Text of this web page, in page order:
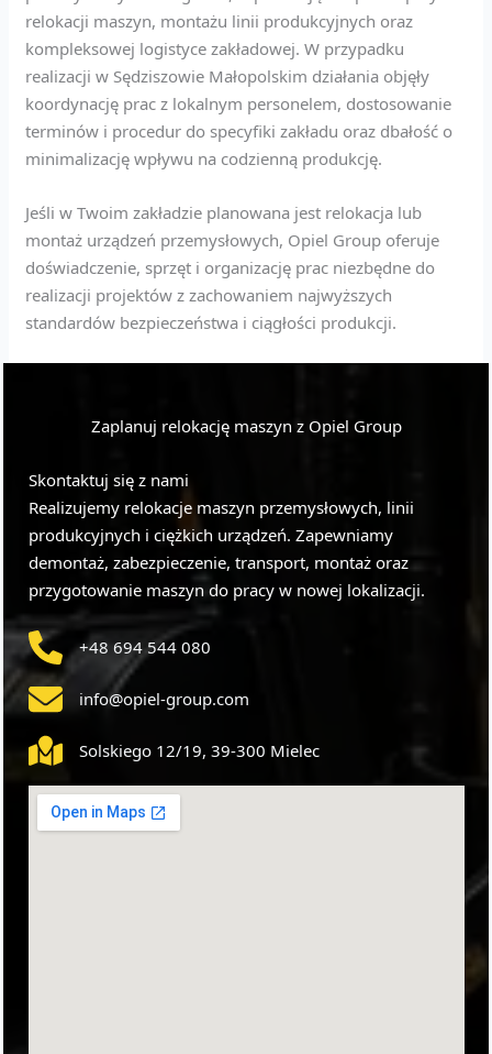
relokacji maszyn, montażu linii produkcyjnych oraz
kompleksowej logistyce zakładowej. W przypadku
realizacji w Sędziszowie Małopolskim działania objęły
koordynację prac z lokalnym personelem, dostosowanie
terminów i procedur do specyfiki zakładu oraz dbałość o
minimalizację wpływu na codzienną produkcję.
Jeśli w Twoim zakładzie planowana jest relokacja lub
montaż urządzeń przemysłowych, Opiel Group oferuje
doświadczenie, sprzęt i organizację prac niezbędne do
realizacji projektów z zachowaniem najwyższych
standardów bezpieczeństwa i ciągłości produkcji.
Zaplanuj relokację maszyn z Opiel Group
Skontaktuj się z nami
Realizujemy relokacje maszyn przemysłowych, linii
produkcyjnych i ciężkich urządzeń. Zapewniamy
demontaż, zabezpieczenie, transport, montaż oraz
przygotowanie maszyn do pracy w nowej lokalizacji.
+48 694 544 080
info@opiel-group.com
Solskiego 12/19, 39-300 Mielec